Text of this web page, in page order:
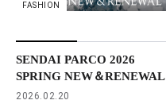
FASHION
SENDAI PARCO 2026
SPRING NEW＆RENEWAL
2026.02.20